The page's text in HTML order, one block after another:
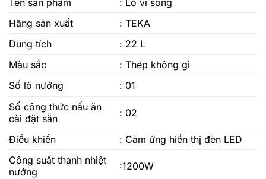
Tên sản phẩm
: Lò vi sóng
Hãng sản xuất
: TEKA
Dung tích
: 22 L
Màu sắc
: Thép không gỉ
Số lò nướng
: 01
Số công thức nấu ăn
cài đặt sẵn
: 02
Điều khiển
: Cảm ứng hiển thị đèn LED
Công suất thanh nhiệt
nướng
:1200W